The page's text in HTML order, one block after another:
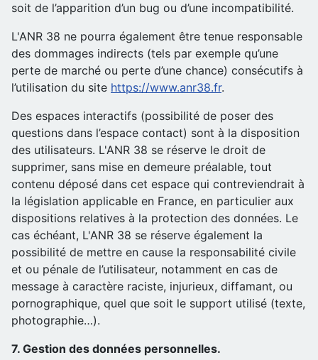
soit de l’apparition d’un bug ou d’une incompatibilité.
L'ANR 38 ne pourra également être tenue responsable
des dommages indirects (tels par exemple qu’une
perte de marché ou perte d’une chance) consécutifs à
l’utilisation du site https://www.anr38.fr.
Des espaces interactifs (possibilité de poser des
questions dans l’espace contact) sont à la disposition
des utilisateurs. L'ANR 38 se réserve le droit de
supprimer, sans mise en demeure préalable, tout
contenu déposé dans cet espace qui contreviendrait à
la législation applicable en France, en particulier aux
dispositions relatives à la protection des données. Le
cas échéant, L'ANR 38 se réserve également la
possibilité de mettre en cause la responsabilité civile
et ou pénale de l’utilisateur, notamment en cas de
message à caractère raciste, injurieux, diffamant, ou
pornographique, quel que soit le support utilisé (texte,
photographie…).
7. Gestion des données personnelles.